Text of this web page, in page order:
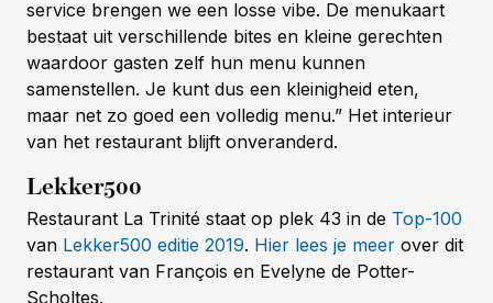
service brengen we een losse vibe. De menukaart
bestaat uit verschillende bites en kleine gerechten
waardoor gasten zelf hun menu kunnen
samenstellen. Je kunt dus een kleinigheid eten,
maar net zo goed een volledig menu.” Het interieur
van het restaurant blijft onveranderd.
Lekker500
Restaurant La Trinité staat op plek 43 in de Top-100
van Lekker500 editie 2019. Hier lees je meer over dit
restaurant van François en Evelyne de Potter-
Scholtes.